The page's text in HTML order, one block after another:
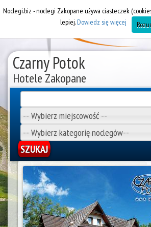
Czarny Potok
Hotele Zakopane
-- Wybierz miejscowość --
-- Wybierz kategorię noclegów--
Noclegi.biz - noclegi Zakopane używa ciasteczek
lepiej.Dowiedz się więcej